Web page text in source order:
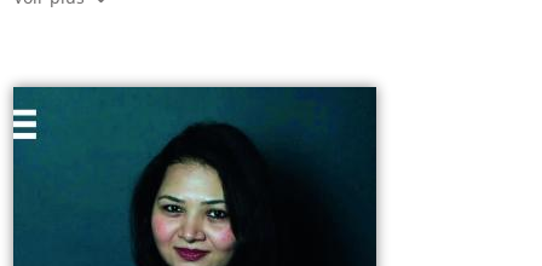
irlandaises, ils offrent un aperçu varié du métier d’écrivain.
Cette publication souligne la collaboration entre l’autrice et les
étudiants de l’Université de Lorraine, les élèves du secondaire,
les professionnels du livre et le grand public, en effectuant un
retour sur la quatrième édition d’ARIEL (Auteur en résidence
internationale en Lorraine).